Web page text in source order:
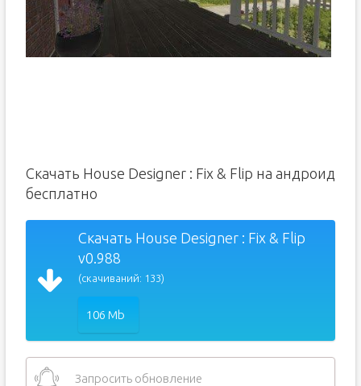
Скачать House Designer : Fix & Flip на андроид
бесплатно
Скачать House Designer : Fix & Flip
v0.988
(скачиваний: 133)
106 Mb
Запросить обновление